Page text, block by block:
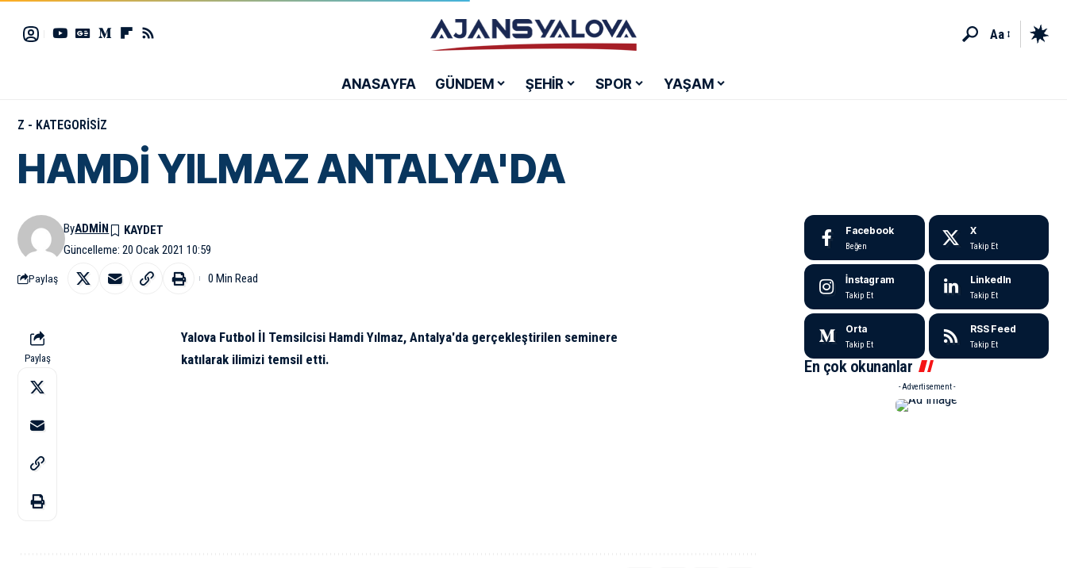
Aa
ANASAYFA GÜNDEM ŞEHİR SPOR YAŞAM
Z - KATEGORISIZ
HAMDİ YILMAZ ANTALYA'DA
Güncelleme: 20 Ocak 2021 10:59
ByADMIN
Paylaş 0 Min Read
Paylaş
Yalova Futbol İl Temsilcisi Hamdi Yılmaz, Antalya'da gerçekleştirilen seminere
katılarak ilimizi temsil etti.
Facebook
Beğen
X
Takip Et
İnstagram
Takip Et
LinkedIn
Takip Et
Orta
Takip Et
RSS Feed
Takip Et
En çok okunanlar
- Advertisement -